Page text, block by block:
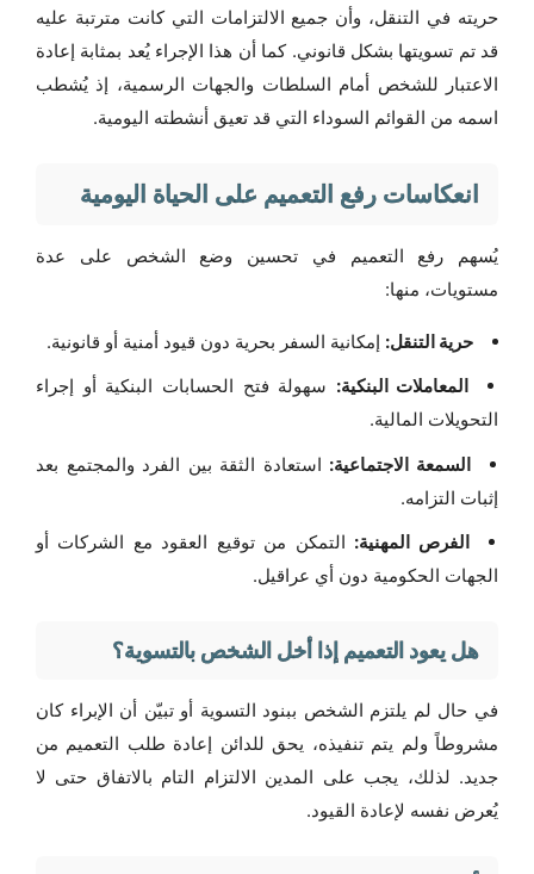
حريته في التنقل، وأن جميع الالتزامات التي كانت مترتبة عليه
قد تم تسويتها بشكل قانوني. كما أن هذا الإجراء يُعد بمثابة إعادة
الاعتبار للشخص أمام السلطات والجهات الرسمية، إذ يُشطب
اسمه من القوائم السوداء التي قد تعيق أنشطته اليومية.
انعكاسات رفع التعميم على الحياة اليومية
يُسهم رفع التعميم في تحسين وضع الشخص على عدة
مستويات، منها:
حرية التنقل: إمكانية السفر بحرية دون قيود أمنية أو قانونية.
المعاملات البنكية: سهولة فتح الحسابات البنكية أو إجراء
التحويلات المالية.
السمعة الاجتماعية: استعادة الثقة بين الفرد والمجتمع بعد
إثبات التزامه.
الفرص المهنية: التمكن من توقيع العقود مع الشركات أو
الجهات الحكومية دون أي عراقيل.
هل يعود التعميم إذا أخل الشخص بالتسوية؟
في حال لم يلتزم الشخص ببنود التسوية أو تبيّن أن الإبراء كان
مشروطاً ولم يتم تنفيذه، يحق للدائن إعادة طلب التعميم من
جديد. لذلك، يجب على المدين الالتزام التام بالاتفاق حتى لا
يُعرض نفسه لإعادة القيود.